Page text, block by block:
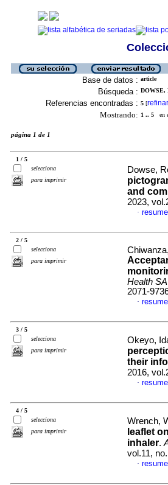
Base de datos : article
Búsqueda : DOWSE,
Referencias encontradas : 5 [refinar
Mostrando: 1 .. 5 en
página 1 de 1
1 / 5
selecciona
para imprimir
Dowse,
and
2023,
·
2 / 5
selecciona
para imprimir
Health
2071-
·
3 / 5
selecciona
para imprimir
Okeyo,
their
2016,
·
4 / 5
selecciona
para imprimir
Wrench,
leaflet
inhaler.
vol.11,
·